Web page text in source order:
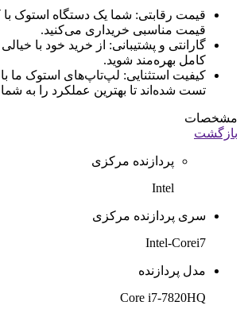
قیمت رقابتی: شما یک دستگاه استوک با
قیمت مناسبی خریداری می‌کنید.
گارانتی و پشتیبانی: از خرید خود با
کامل بهره‌مند شوید.
کیفیت استثنایی: لپ‌تاپ‌های استوک ما
تست شده‌اند تا بهترین عملکرد را به شما
مشخصات
بازگشت
پردازنده مرکزی
Intel
سری پردازنده مرکزی
Intel-Corei7
مدل پردازنده
Core i7-7820HQ